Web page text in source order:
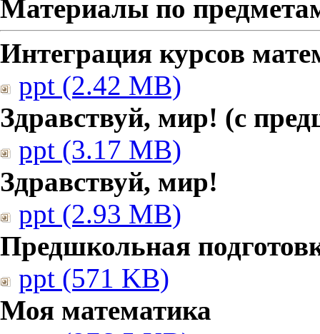
Материалы по
Интеграция курсов
ppt (2.42 MB)
Здравствуй, мир! (с
ppt (3.17 MB)
Здравствуй, мир!
ppt (2.93 MB)
Предшкольная
ppt (571 KB)
Моя математика